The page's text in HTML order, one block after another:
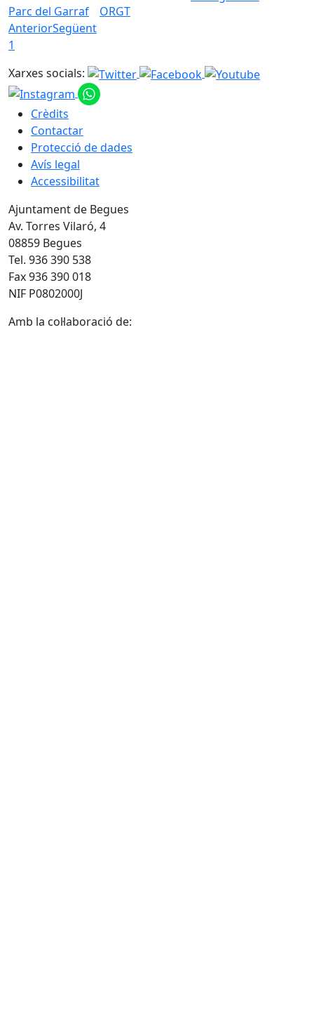
Parc del Garraf ORGT
AnteriorSegüent
1
Xarxes socials:
Crèdits
Contactar
Protecció de dades
Avís legal
Accessibilitat
Ajuntament de Begues
Av. Torres Vilaró, 4
08859 Begues
Tel. 936 390 538
Fax 936 390 018
NIF P0802000J
Amb la col·laboració de: